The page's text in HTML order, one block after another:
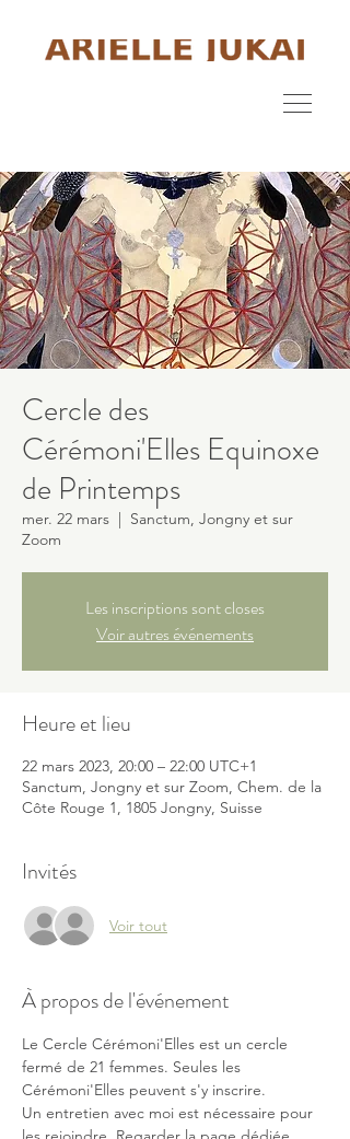
Cercle des
Cérémoni'Elles Equinoxe
de Printemps
mer. 22 mars
  |
Sanctum, Jongny et sur
Zoom
Les inscriptions sont closes
Voir autres événements
Heure et lieu
22 mars 2023, 20:00 – 22:00 UTC+1
Sanctum, Jongny et sur Zoom, Chem. de la
Côte Rouge 1, 1805 Jongny, Suisse
Invités
Voir tout
À propos de l'événement
Le Cercle Cérémoni'Elles est un cercle
fermé de 21 femmes. Seules les
Cérémoni'Elles peuvent s'y inscrire.
Un entretien avec moi est nécessaire pour